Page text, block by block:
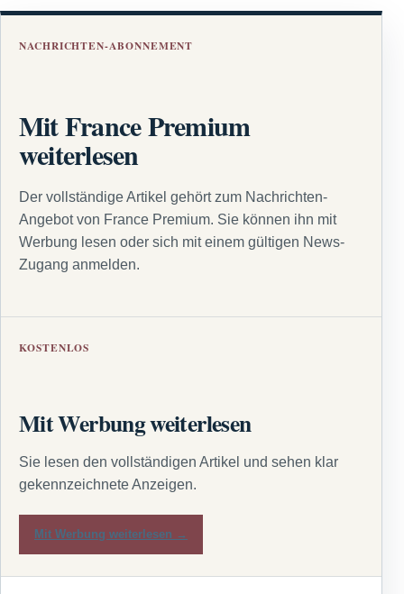
NACHRICHTEN-ABONNEMENT
Mit France Premium
weiterlesen
Der vollständige Artikel gehört zum Nachrichten-
Angebot von France Premium. Sie können ihn mit
Werbung lesen oder sich mit einem gültigen News-
Zugang anmelden.
KOSTENLOS
Mit Werbung weiterlesen
Sie lesen den vollständigen Artikel und sehen klar
gekennzeichnete Anzeigen.
Mit Werbung weiterlesen →